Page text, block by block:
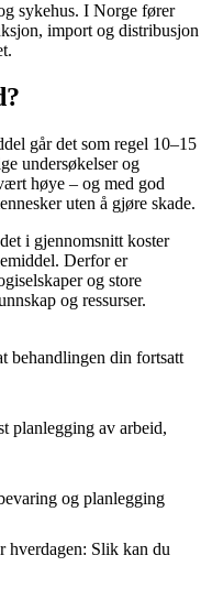
sykehus. I Norge fører
import og distribusjon
går det som regel 10–15
undersøkelser og
høye – og med god
uten å gjøre skade.
i gjennomsnitt koster
Derfor er
og store
og ressurser.
behandlingen din fortsatt
planlegging av arbeid,
og planlegging
hverdagen: Slik kan du